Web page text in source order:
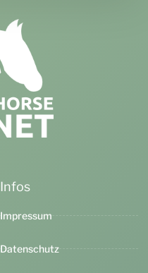
Infos
Impressum
Datenschutz